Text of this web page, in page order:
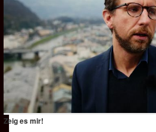
Zeig es mir!